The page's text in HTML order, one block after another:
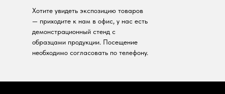
Хотите увидеть экспозицию товаров
— приходите к нам в офис, у нас есть
демонстрационный стенд с
образцами продукции. Посещение
необходимо согласовать по телефону.